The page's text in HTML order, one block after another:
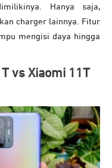
Hanya saja,
charger lainnya. Fitur
mengisi daya hingga
vs Xiaomi 11T